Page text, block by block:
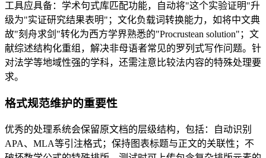
工具应具备：学术句式库匹配功能，自动将"这个实验证明"升
级为"实证研究结果表明"；文化负载词转换能力，如将中文典
故"刻舟求剑"转化为西方学界熟悉的"Procrustean solution"；文
献综述结构化重组，解决非母语者常见的罗列式写作问题。针
对法学等地域性强的学科，还需注意比较法内容的特殊处理要
求。
格式规范维护的重要性
优秀的处理系统会保留原文档的层级结构，包括：自动识别
APA、MLA等引注格式；保持图表标题与正文的关联性；不